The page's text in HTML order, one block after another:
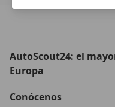
AutoScout24: el
Europa
Conócenos